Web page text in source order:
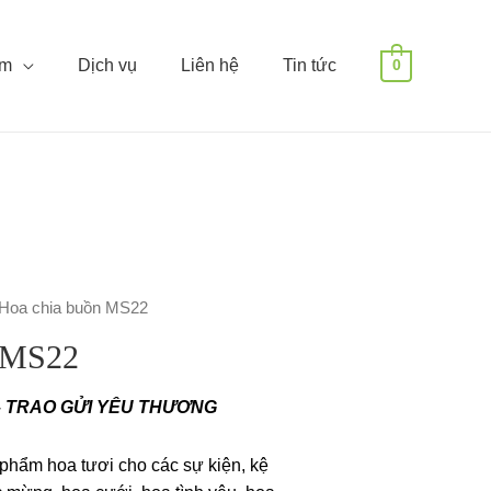
Dịch vụ Liên hệ Tin tức 0
chia buồn MS22
GỬI YÊU THƯƠNG
hoa tươi cho các sự kiện, kệ